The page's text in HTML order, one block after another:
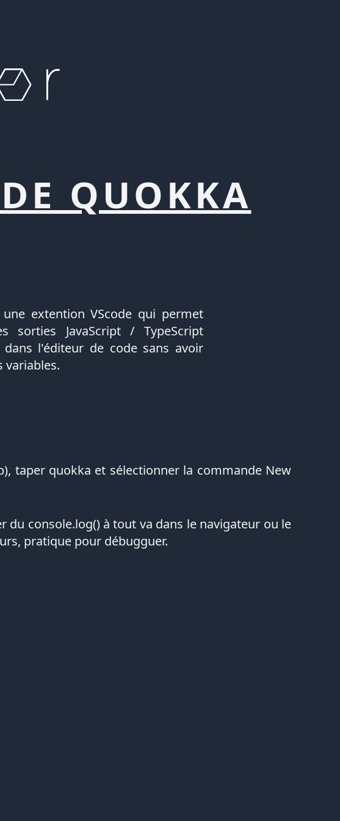
QUOKKA
extention VScode qui permet
sorties JavaScript / TypeScript
dans l'éditeur de code sans avoir
variables.
taper quokka et sélectionner la commande New
du console.log() à tout va dans le navigateur ou le
pratique pour débugguer.